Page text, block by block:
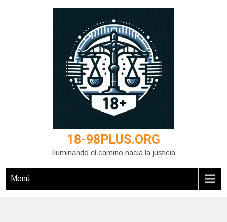
18-98PLUS.ORG
Iluminando el camino hacia la justicia
Menú